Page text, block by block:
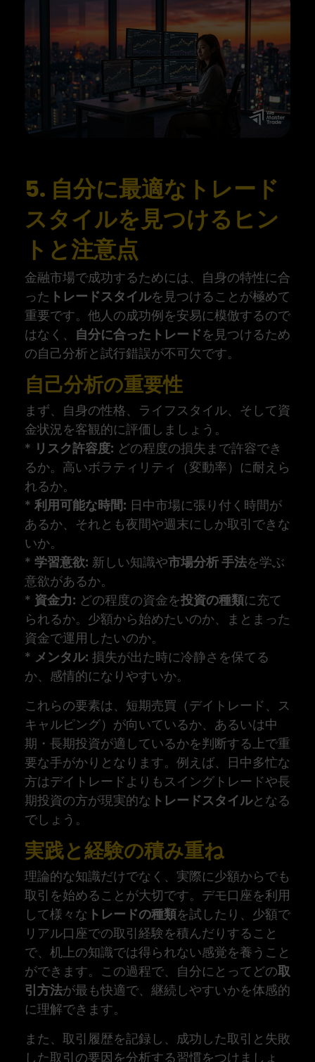
5. 自分に最適なトレード
スタイルを見つけるヒン
トと注意点
金融市場で成功するためには、自身の特性に合
った トレードスタイルを見つけることが極めて
重要です。他人の成功例を安易に模倣するので
はなく、 自分に合ったトレードを見つけるため
の自己分析と試行錯誤が不可欠です。
自己分析の重要性
まず、自身の性格、ライフスタイル、そして資
金状況を客観的に評価しましょう。
* リスク許容度: どの程度の損失まで許容でき
るか。高いボラティリティ（変動率）に耐えら
れるか。
* 利用可能な時間: 日中市場に張り付く時間が
あるか、それとも夜間や週末にしか取引できな
いか。
* 学習意欲: 新しい知識や市場分析 手法を学ぶ
意欲があるか。
* 資金力: どの程度の資金を投資の種類に充て
られるか。少額から始めたいのか、まとまった
資金で運用したいのか。
* メンタル: 損失が出た時に冷静さを保てる
か、感情的になりやすいか。
これらの要素は、短期売買（デイトレード、ス
キャルピング）が向いているか、あるいは中
期・長期投資が適しているかを判断する上で重
要な手がかりとなります。例えば、日中多忙な
方はデイトレードよりもスイングトレードや長
期投資の方が現実的な トレードスタイルとなる
でしょう。
実践と経験の積み重ね
理論的な知識だけでなく、実際に少額からでも
取引を始めることが大切です。デモ口座を利用
して様々な トレードの種類を試したり、少額で
リアル口座での取引経験を積んだりすること
で、机上の知識では得られない感覚を養うこと
ができます。この過程で、自分にとってどの取
引方法が最も快適で、継続しやすいかを体感的
に理解できます。
また、取引履歴を記録し、成功した取引と失敗
した取引の要因を分析する習慣をつけましょ